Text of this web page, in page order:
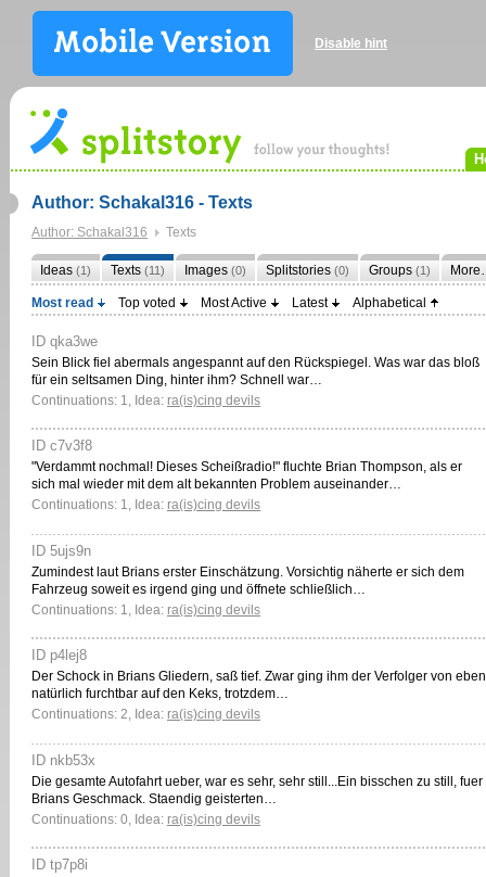
Disable hint
Author: Schakal316 - Texts
Author: Schakal316 Texts
Ideas (1) Texts (11) Images (0) Splitstories (0) Groups (1)
Most read Top voted Most Active Latest Alphabetical
ID qka3we
Sein Blick fiel abermals angespannt auf den Rückspiegel. Was war das bloß
für ein seltsamen Ding, hinter ihm? Schnell war…
Continuations: 1, Idea: ra(is)cing devils
ID c7v3f8
"Verdammt nochmal! Dieses Scheißradio!" fluchte Brian Thompson, als er
sich mal wieder mit dem alt bekannten Problem auseinander…
Continuations: 1, Idea: ra(is)cing devils
ID 5ujs9n
Zumindest laut Brians erster Einschätzung. Vorsichtig näherte er sich dem
Fahrzeug soweit es irgend ging und öffnete schließlich…
Continuations: 1, Idea: ra(is)cing devils
ID p4lej8
Der Schock in Brians Gliedern, saß tief. Zwar ging ihm der Verfolger von eben
natürlich furchtbar auf den Keks, trotzdem…
Continuations: 2, Idea: ra(is)cing devils
ID nkb53x
Die gesamte Autofahrt ueber, war es sehr, sehr still...Ein bisschen zu still, fuer
Brians Geschmack. Staendig geisterten…
Continuations: 0, Idea: ra(is)cing devils
ID tp7p8i